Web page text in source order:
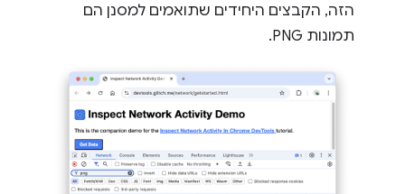
הזה, הקבצים היחידים שתואמים למסנן הם
תמונות PNG.